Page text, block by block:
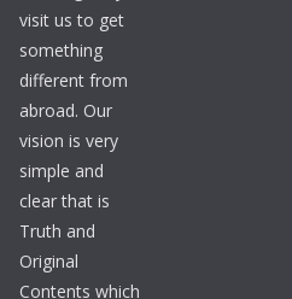
visit us to get
something
different from
abroad. Our
vision is very
simple and
clear that is
Truth and
Original
Contents which